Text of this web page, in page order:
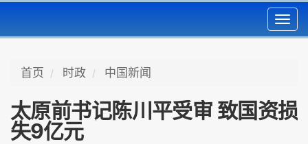
首页 时政 中国新闻
太原前书记陈川平受审 致国资损
失9亿元